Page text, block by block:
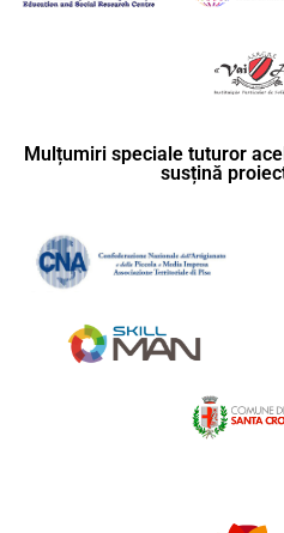
Mulțumiri speciale tuturor
susțină